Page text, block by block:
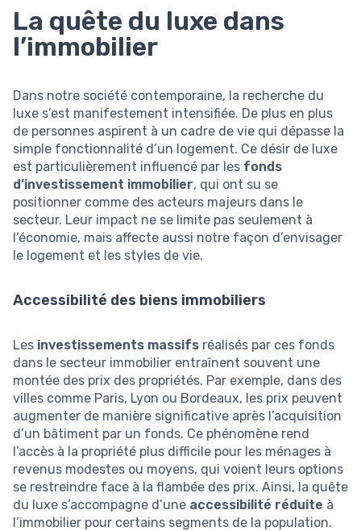
La quête du luxe dans
l’immobilier
Dans notre société contemporaine, la recherche du
luxe s’est manifestement intensifiée. De plus en plus
de personnes aspirent à un cadre de vie qui dépasse la
simple fonctionnalité d’un logement. Ce désir de luxe
est particulièrement influencé par les fonds
d’investissement immobilier, qui ont su se
positionner comme des acteurs majeurs dans le
secteur. Leur impact ne se limite pas seulement à
l’économie, mais affecte aussi notre façon d’envisager
le logement et les styles de vie.
Accessibilité des biens immobiliers
Les investissements massifs réalisés par ces fonds
dans le secteur immobilier entraînent souvent une
montée des prix des propriétés. Par exemple, dans des
villes comme Paris, Lyon ou Bordeaux, les prix peuvent
augmenter de manière significative après l’acquisition
d’un bâtiment par un fonds. Ce phénomène rend
l’accès à la propriété plus difficile pour les ménages à
revenus modestes ou moyens, qui voient leurs options
se restreindre face à la flambée des prix. Ainsi, la quête
du luxe s’accompagne d’une accessibilité réduite à
l’immobilier pour certains segments de la population.